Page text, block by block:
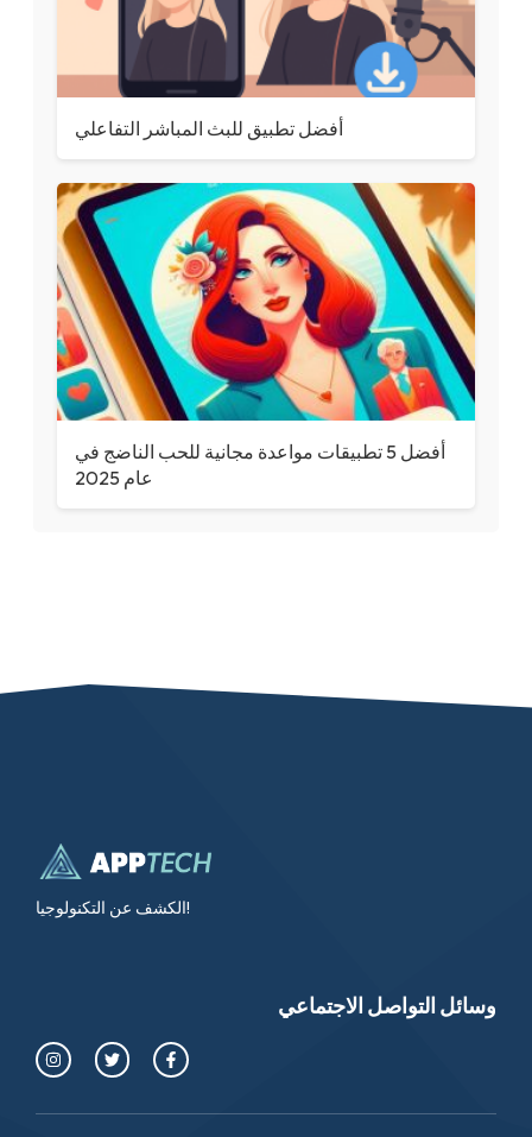
أفضل تطبيق للبث المباشر التفاعلي
أفضل 5 تطبيقات مواعدة مجانية للحب الناضج في
عام 2025
الكشف عن التكنولوجيا!
وسائل التواصل الاجتماعي